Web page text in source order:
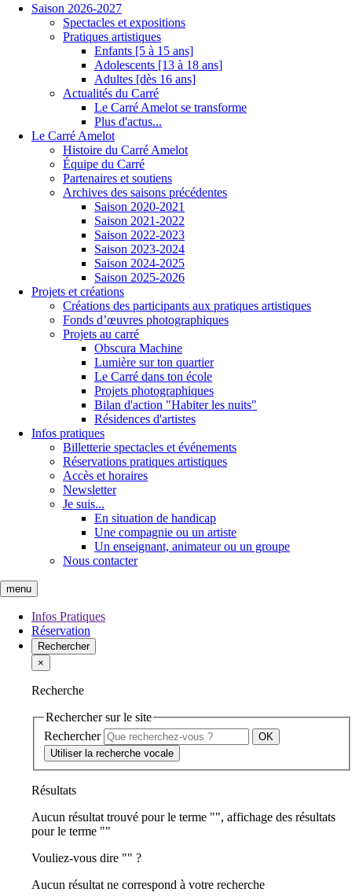
Saison 2026-2027
Spectacles et expositions
Pratiques artistiques
Enfants [5 à 15 ans]
Adolescents [13 à 18 ans]
Adultes [dès 16 ans]
Actualités du Carré
Le Carré Amelot se transforme
Plus d'actus...
Le Carré Amelot
Histoire du Carré Amelot
Équipe du Carré
Partenaires et soutiens
Archives des saisons précédentes
Saison 2020-2021
Saison 2021-2022
Saison 2022-2023
Saison 2023-2024
Saison 2024-2025
Saison 2025-2026
Projets et créations
Créations des participants aux pratiques artistiques
Fonds d’œuvres photographiques
Projets au carré
Obscura Machine
Lumière sur ton quartier
Le Carré dans ton école
Projets photographiques
Bilan d'action "Habiter les nuits"
Résidences d'artistes
Infos pratiques
Billetterie spectacles et événements
Réservations pratiques artistiques
Accès et horaires
Newsletter
Je suis...
En situation de handicap
Une compagnie ou un artiste
Un enseignant, animateur ou un groupe
Nous contacter
menu
Infos Pratiques
Réservation
Rechercher
×
Recherche
Rechercher sur le site
Rechercher
Utiliser la recherche vocale
Résultats
Aucun résultat trouvé pour le terme "", affichage des résultats
pour le terme ""
Vouliez-vous dire "" ?
Aucun résultat ne correspond à votre recherche